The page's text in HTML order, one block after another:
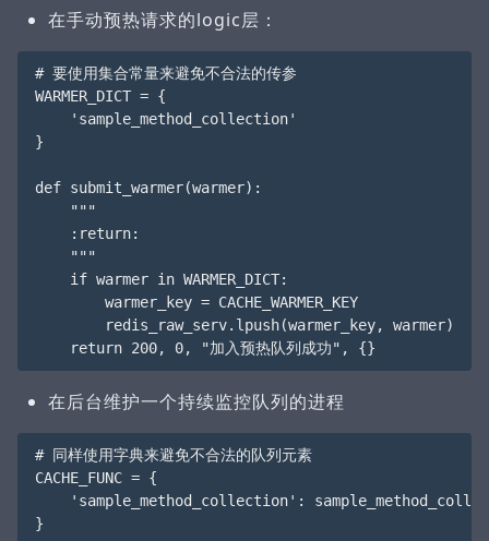
在手动预热请求的logic层：
# 要使用集合常量来避免不合法的传参
WARMER_DICT = {
    'sample_method_collection'
}
def submit_warmer(warmer):
    """
    :return:
    """
    if warmer in WARMER_DICT:
        warmer_key = CACHE_WARMER_KEY
        redis_raw_serv.lpush(warmer_key, warmer)
在后台维护一个持续监控队列的进程
# 同样使用字典来避免不合法的队列元素
CACHE_FUNC = {
'sample_method_collection':
}